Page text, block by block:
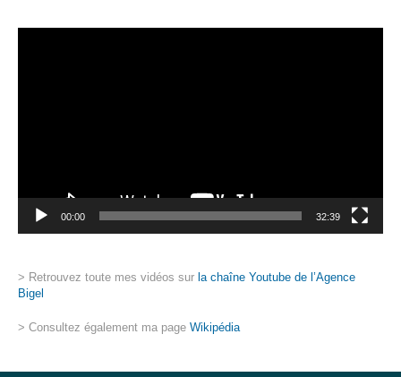
00:00 32:39
> Retrouvez toute mes vidéos sur la chaîne Youtube de l’Agence
Bigel
> Consultez également ma page Wikipédia